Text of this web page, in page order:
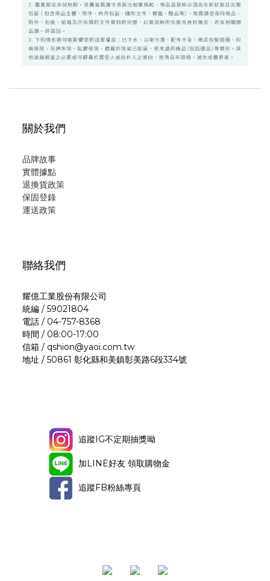
關於我們
品牌故事
實體據點
退換貨政策
保固登錄
運送政策
聯絡我們
耀億工業股份有限公司
統編 / 59021804
電話 / 04-757-8368
時間 / 08:00-17:00
信箱 / qshion@yaoi.com.tw
地址 / 50861 彰化縣和美鎮彰美路6段334號
追蹤IG不定期抽獎呦
加LINE好友 領取購物金
追蹤FB粉絲專頁